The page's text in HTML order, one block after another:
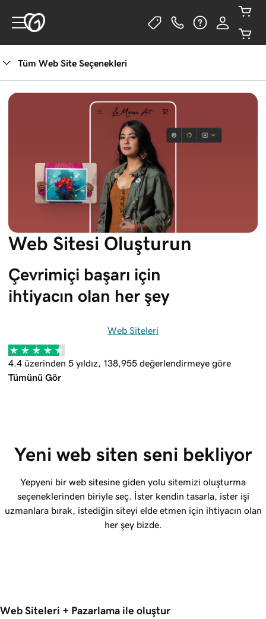
Tüm Web Site Seçenekleri
Web Sitesi Oluşturun
Çevrimiçi başarı için
ihtiyacın olan her şey
Web Siteleri
4.4 üzerinden 5 yıldız, 138,955 değerlendirmeye göre
Tümünü Gör
Yeni web siten seni bekliyor
Yepyeni bir web sitesine giden yolu sitemizi oluşturma
seçeneklerinden biriyle seç. İster kendin tasarla, ister işi
uzmanlara bırak, istediğin siteyi elde etmen için ihtiyacın olan
her şey bizde.
Web Siteleri + Pazarlama ile oluştur